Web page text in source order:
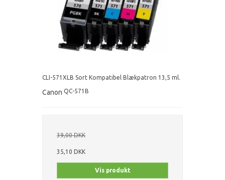
CLI-571XLB Sort Kompatibel Blækpatron 13,5 ml.
Canon QC-571B
39,00 DKK
35,10 DKK
Vis produkt